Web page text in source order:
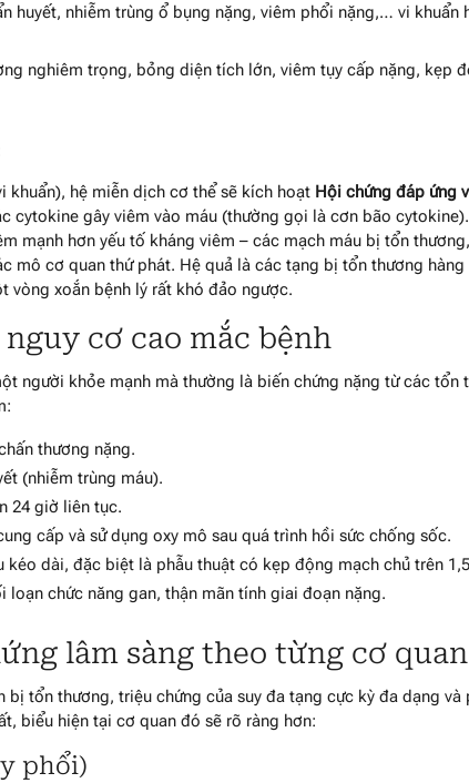
huyết, nhiễm trùng ổ bụng nặng, viêm phổi nặng,… vi khuẩn
nghiêm trọng, bỏng diện tích lớn, viêm tụy cấp nặng, kẹp
khuẩn), hệ miễn dịch cơ thể sẽ kích hoạt Hội chứng đáp ứng
cytokine gây viêm vào máu (thường gọi là cơn bão
mạnh hơn yếu tố kháng viêm – các mạch máu bị tổn
mô cơ quan thứ phát. Hệ quả là các tạng bị tổn thương
vòng xoắn bệnh lý rất khó đảo ngược.
cơ cao mắc bệnh
người khỏe mạnh mà thường là biến chứng nặng từ các tổn
thương nặng.
(nhiễm trùng máu).
24 giờ liên tục.
cấp và sử dụng oxy mô sau quá trình hồi sức chống sốc.
kéo dài, đặc biệt là phẫu thuật có kẹp động mạch chủ trên
loạn chức năng gan, thận mãn tính giai đoạn nặng.
lâm sàng theo từng cơ quan
tổn thương, triệu chứng của suy đa tạng cực kỳ đa dạng và
biểu hiện tại cơ quan đó sẽ rõ ràng hơn:
phổi)